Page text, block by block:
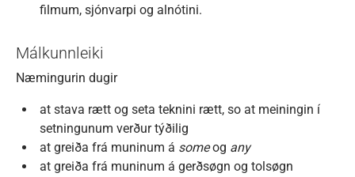
filmum, sjónvarpi og alnótini.
Málkunnleiki
Næmingurin dugir
at stava rætt og seta teknini rætt, so at meiningin í
setningunum verður týðilig
at greiða frá muninum á someog any
at greiða frá muninum á gerðsøgn og tolsøgn